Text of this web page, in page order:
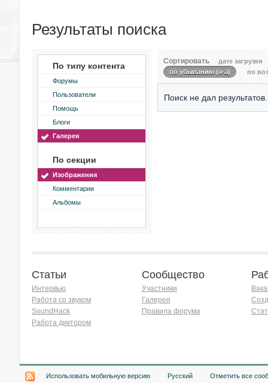
Результаты поиска
По типу контента
Форумы
Пользователи
Помощь
Блоги
Галерея
По секции
Изображения
Комментарии
Альбомы
Сортировать
дате загрузки
по убыванию (я-а)
по
Поиск не дал результатов.
Статьи
Интервью
Работа со звуком
SoundHack
Работа диктором
Сообщество
Участники
Галерея
Правила форума
Использовать мобильную версию Русский Отметить все